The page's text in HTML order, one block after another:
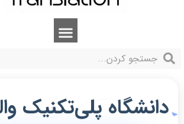
دانشگاه پلی‌تکنیک